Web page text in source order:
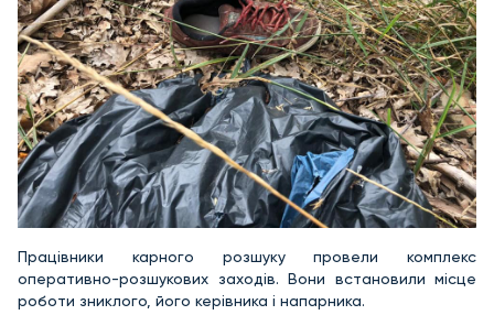
Працівники карного розшуку провели комплекс
оперативно-розшукових заходів. Вони встановили місце
роботи зниклого, його керівника і напарника.